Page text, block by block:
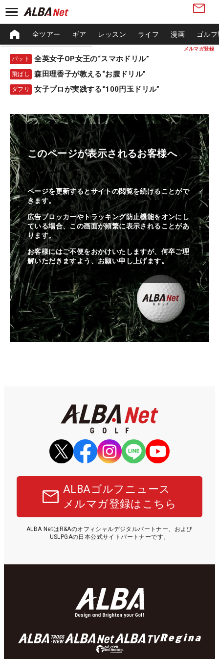
メルマガ登録
全ツアー ギア レッスン ライフ 漫画 ゴル
パット 全英女子OP女王の“スマホドリル”
飛ばし 森田理香子が教える“お腹ドリル”
ダフリ 女子プロが実践する“100円玉ドリル”
このページが表示されるお客様へ
ページを更新するとサイトの閲覧を続けることがで
きます。
広告ブロッカーやトラッキング防止機能をオンにし
ている場合、この画面が頻繁に表示されることがあ
ります。
お客様にはご不便をおかけいたしますが、何卒ご理
解いただきますよう、お願い申し上げます。
ALBAゴルフニュース
メルマガ登録はこちら
ALBA NetはR&Aのオフィシャルデジタルパートナー、および
USLPGAの日本公式サイトパートナーです。